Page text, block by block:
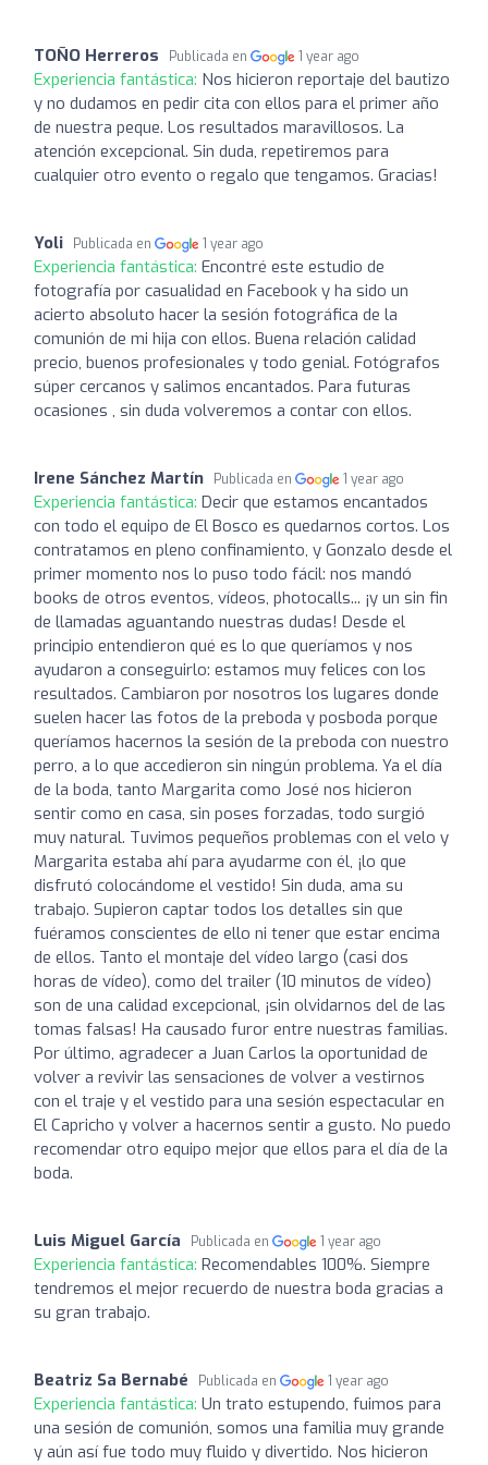
TOÑO Herreros Publicada en 1 year ago
Experiencia fantástica: Nos hicieron reportaje del bautizo
y no dudamos en pedir cita con ellos para el primer año
de nuestra peque. Los resultados maravillosos. La
atención excepcional. Sin duda, repetiremos para
cualquier otro evento o regalo que tengamos. Gracias!
Yoli Publicada en 1 year ago
Experiencia fantástica: Encontré este estudio de
fotografía por casualidad en Facebook y ha sido un
acierto absoluto hacer la sesión fotográfica de la
comunión de mi hija con ellos. Buena relación calidad
precio, buenos profesionales y todo genial. Fotógrafos
súper cercanos y salimos encantados. Para futuras
ocasiones , sin duda volveremos a contar con ellos.
Irene Sánchez Martín Publicada en 1 year ago
Experiencia fantástica: Decir que estamos encantados
con todo el equipo de El Bosco es quedarnos cortos. Los
contratamos en pleno confinamiento, y Gonzalo desde el
primer momento nos lo puso todo fácil: nos mandó
books de otros eventos, vídeos, photocalls... ¡y un sin fin
de llamadas aguantando nuestras dudas! Desde el
principio entendieron qué es lo que queríamos y nos
ayudaron a conseguirlo: estamos muy felices con los
resultados. Cambiaron por nosotros los lugares donde
suelen hacer las fotos de la preboda y posboda porque
queríamos hacernos la sesión de la preboda con nuestro
perro, a lo que accedieron sin ningún problema. Ya el día
de la boda, tanto Margarita como José nos hicieron
sentir como en casa, sin poses forzadas, todo surgió
muy natural. Tuvimos pequeños problemas con el velo y
Margarita estaba ahí para ayudarme con él, ¡lo que
disfrutó colocándome el vestido! Sin duda, ama su
trabajo. Supieron captar todos los detalles sin que
fuéramos conscientes de ello ni tener que estar encima
de ellos. Tanto el montaje del vídeo largo (casi dos
horas de vídeo), como del trailer (10 minutos de vídeo)
son de una calidad excepcional, ¡sin olvidarnos del de las
tomas falsas! Ha causado furor entre nuestras familias.
Por último, agradecer a Juan Carlos la oportunidad de
volver a revivir las sensaciones de volver a vestirnos
con el traje y el vestido para una sesión espectacular en
El Capricho y volver a hacernos sentir a gusto. No puedo
recomendar otro equipo mejor que ellos para el día de la
boda.
Luis Miguel García Publicada en 1 year ago
Experiencia fantástica: Recomendables 100%. Siempre
tendremos el mejor recuerdo de nuestra boda gracias a
su gran trabajo.
Beatriz Sa Bernabé Publicada en 1 year ago
Experiencia fantástica: Un trato estupendo, fuimos para
una sesión de comunión, somos una familia muy grande
y aún así fue todo muy fluido y divertido. Nos hicieron